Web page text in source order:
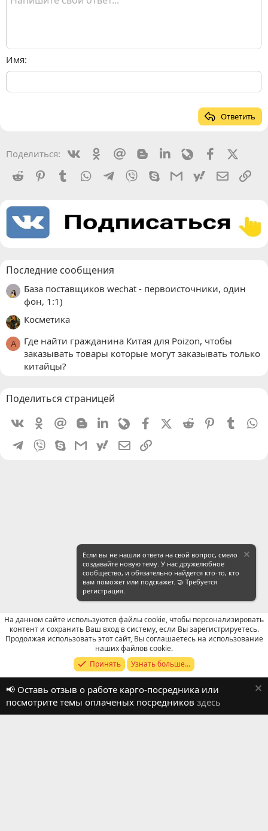
Имя
Ответить
Поделиться: VkontakteOdnoklassniki
Mail.ru BloggerLinkedinLivejournalFacebook
Reddit
PinterestTumblr WhatsAppTelegram
Viber SkypeGmailyahoomail
Последние сообщения
База поставщиков wechat - первоисточники, один
фон, 1:1)
Косметика
A
Где найти гражданина Китая для Poizon, чтобы
заказывать товары которые могут заказывать только
китайцы?
Поделиться страницей
VkontakteOdnoklassniki
Mail.ru BloggerLinkedin
LivejournalFacebookX (Twitter)
Reddit PinterestTumblr
Telegram
Viber SkypeGmailyahoomailЭлектронная почта
Отзывы о работе посредников
Russian (RU)
Обратная связь
Условия и правила
Политика конфиденциальности
Помощь
R
Если вы не нашли ответа на свой вопрос, смело
создавайте новую тему. У нас дружелюбное
сообщество, и обязательно найдется кто-то, кто
вам поможет или подскажет. 🤝 Требуется
регистрация.
На данном сайте используются файлы cookie, чтобы персонализировать
контент и сохранить Ваш вход в систему, если Вы зарегистрируетесь.
Продолжая использовать этот сайт, Вы соглашаетесь на использование
наших файлов cookie.
Принять
Узнать больше...
📢 Оставь отзыв о работе карго-посредника или
посмотрите темы оплаченых посредников здесь